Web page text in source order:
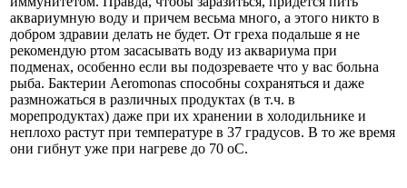
аквариумную воду и причем весьма много, а этого никто в
добром здравии делать не будет. От греха подальше я не
рекомендую ртом засасывать воду из аквариума при
подменах, особенно если вы подозреваете что у вас больна
рыба. Бактерии Aeromonas способны сохраняться и даже
размножаться в различных продуктах (в т.ч. в
морепродуктах) даже при их хранении в холодильнике и
неплохо растут при температуре в 37 градусов. В то же время
они гибнут уже при нагреве до 70 оС.